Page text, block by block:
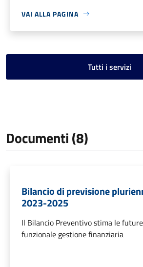
VAI ALLA PAGINA
Tutti i servizi
Documenti (8)
Bilancio di previsione
2023-2025
Il Bilancio Preventivo stima le
funzionale gestione finanziaria